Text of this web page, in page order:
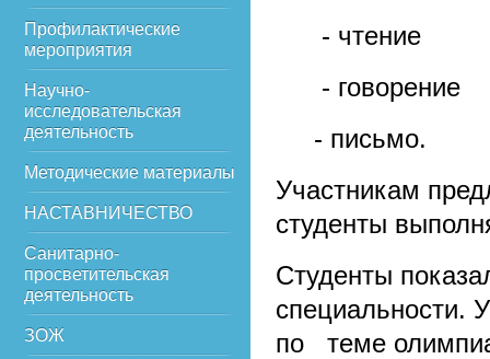
Профилактические
мероприятия
Научно-
исследовательская
деятельность
Методические материалы
НАСТАВНИЧЕСТВО
Санитарно-
просветительская
деятельность
ЗОЖ
- чтение
- говорение
- письмо.
Участникам
студенты
Студенты
специальности.
по теме